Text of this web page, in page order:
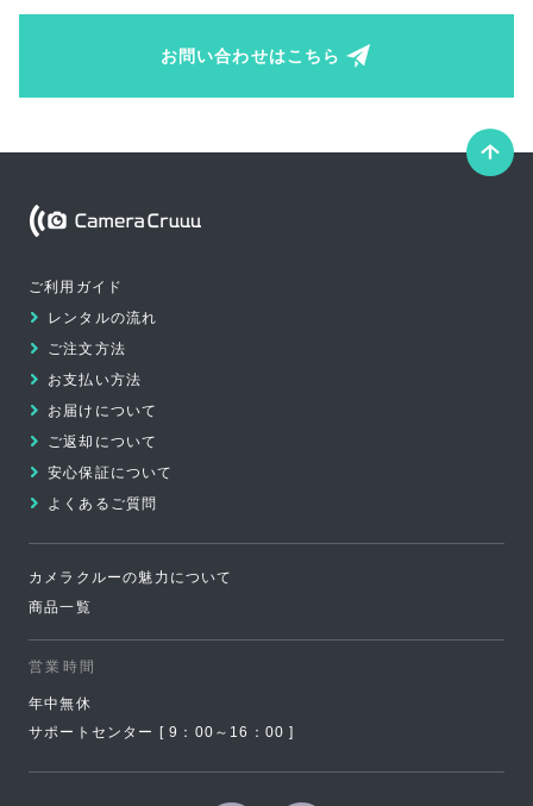
お問い合わせはこちら
こ
ご利用ガイド
レンタルの流れ
ご注文方法
お支払い方法
お届けについて
ご返却について
安心保証について
よくあるご質問
カメラクルーの魅力について
商品一覧
営業時間
年中無休
サポートセンター [ 9：00～16：00 ]